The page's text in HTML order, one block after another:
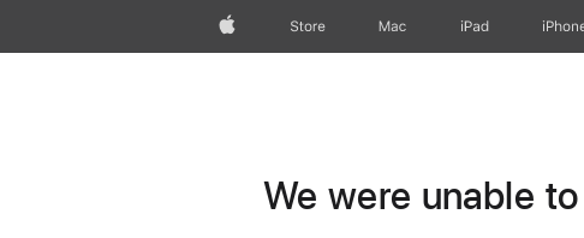
Apple Store Mac iPad
We were unable